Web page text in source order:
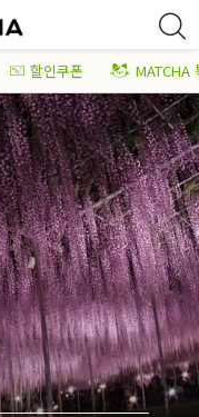
할인쿠폰 MATCHA